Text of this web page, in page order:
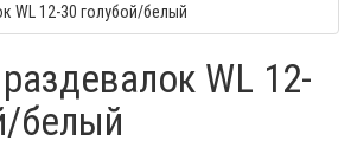
WL 12-30 голубой/белый
WL 12-
белый